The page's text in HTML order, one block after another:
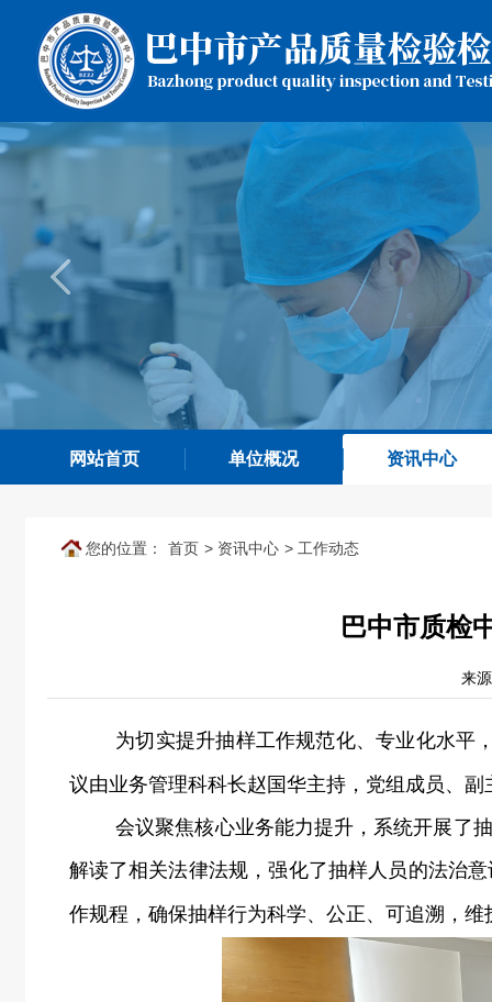
网站首页 单位概况 资讯中心
您的位置： 首页 > 资讯中心 > 工作动态
巴中市质检
来
为切实提升抽样工作规范化、专业化水平
议由业务管理科科长赵国华主持， 党组成员、副
会议聚焦核心业务能力提升，系统开展了
解读了相关法律法规，强化了抽样人员的法治
作规程，确保抽样行为科学、公正、可追溯，